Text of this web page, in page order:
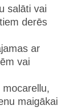
salāti vai
derēs
ar
vai
maigākai